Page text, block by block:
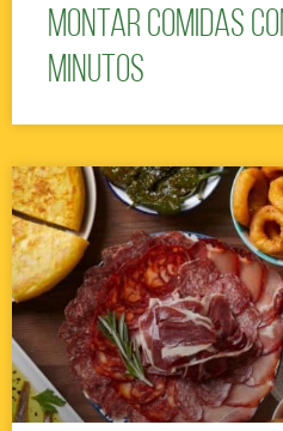
montar comidas
minutos